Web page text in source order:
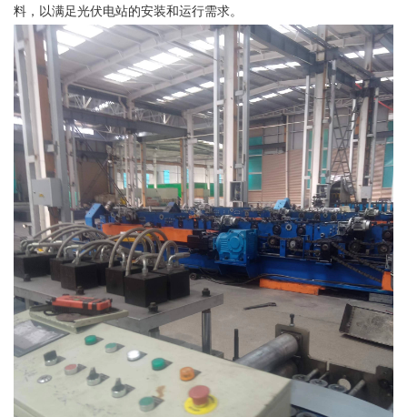
料，以满足光伏电站的安装和运行需求。